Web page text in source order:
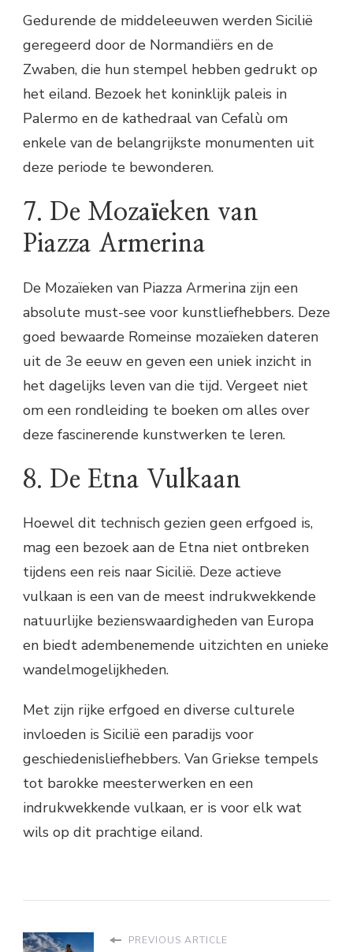
Gedurende de middeleeuwen werden Sicilië
geregeerd door de Normandiërs en de
Zwaben, die hun stempel hebben gedrukt op
het eiland. Bezoek het koninklijk paleis in
Palermo en de kathedraal van Cefalù om
enkele van de belangrijkste monumenten uit
deze periode te bewonderen.
7. De Mozaïeken van
Piazza Armerina
De Mozaïeken van Piazza Armerina zijn een
absolute must-see voor kunstliefhebbers. Deze
goed bewaarde Romeinse mozaïeken dateren
uit de 3e eeuw en geven een uniek inzicht in
het dagelijks leven van die tijd. Vergeet niet
om een rondleiding te boeken om alles over
deze fascinerende kunstwerken te leren.
8. De Etna Vulkaan
Hoewel dit technisch gezien geen erfgoed is,
mag een bezoek aan de Etna niet ontbreken
tijdens een reis naar Sicilië. Deze actieve
vulkaan is een van de meest indrukwekkende
natuurlijke bezienswaardigheden van Europa
en biedt adembenemende uitzichten en unieke
wandelmogelijkheden.
Met zijn rijke erfgoed en diverse culturele
invloeden is Sicilië een paradijs voor
geschiedenisliefhebbers. Van Griekse tempels
tot barokke meesterwerken en een
indrukwekkende vulkaan, er is voor elk wat
wils op dit prachtige eiland.
PREVIOUS ARTICLE